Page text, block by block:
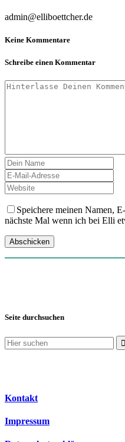
admin@elliboettcher.de
Keine Kommentare
Schreibe einen Kommentar
Speichere meinen Namen,
nächste Mal wenn ich bei Elli
Seite durchsuchen
Suchen
nach:
Kontakt
Impressum